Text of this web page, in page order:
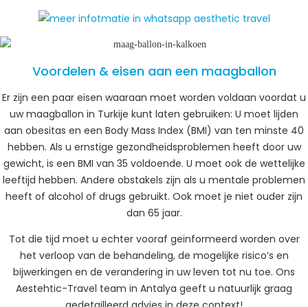
Voordelen & eisen aan een maagballon
Er zijn een paar eisen waaraan moet worden voldaan voordat u
uw maagballon in Turkije kunt laten gebruiken: U moet lijden
aan obesitas en een Body Mass Index (BMI) van ten minste 40
hebben. Als u ernstige gezondheidsproblemen heeft door uw
gewicht, is een BMI van 35 voldoende. U moet ook de wettelijke
leeftijd hebben. Andere obstakels zijn als u mentale problemen
heeft of alcohol of drugs gebruikt. Ook moet je niet ouder zijn
dan 65 jaar.
Tot die tijd moet u echter vooraf geïnformeerd worden over
het verloop van de behandeling, de mogelijke risico’s en
bijwerkingen en de verandering in uw leven tot nu toe. Ons
Aestehtic-Travel team in Antalya geeft u natuurlijk graag